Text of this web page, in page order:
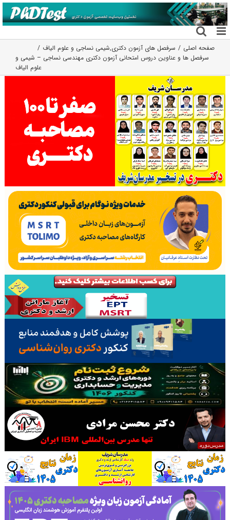
رفتن
به
محتوا
صفحه اصلی سرفصل های آزمون دکتری,شیمی نساجی و علوم الیاف
سرفصل ها و عناوین دروس امتحانی آزمون دکتری مهندسی نساجی – شیمی و
علوم الیاف